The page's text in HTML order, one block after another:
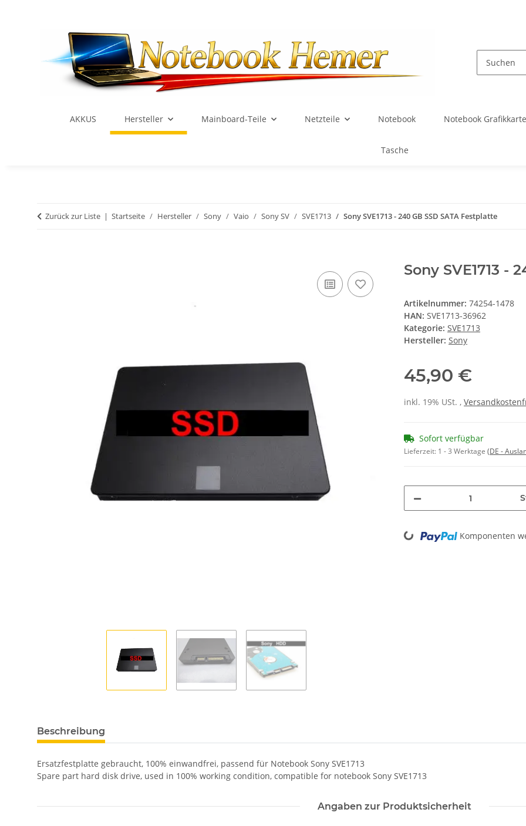
AKKUS Hersteller Mainboard-Teile Netzteile Notebook Notebook
Tasche
Zurück zur Liste Startseite Hersteller Sony Vaio Sony SV SVE1713 Sony SVE1713 - 240 GB SSD SATA Festplatte
Sony SVE1713 -
Artikelnummer: 74254-1478
HAN: SVE1713-36962
Kategorie: SVE1713
Hersteller: Sony
45,90 €
inkl. 19% USt. ,
Sofort verfügbar
Lieferzeit: 1 - 3 Werktage (DE -
Loading... Komponenten
Beschreibung
Ersatzfestplatte gebraucht, 100% einwandfrei, passend für Notebook Sony SVE1713
Spare part hard disk drive, used in 100% working condition, compatible for notebook Sony SVE1713
Angaben zur Produktsicherheit